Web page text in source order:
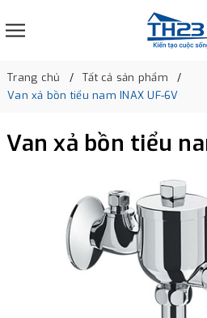
Trang chủ
Tất cả sản phẩm
Van xả bồn tiểu nam INAX UF-6V
Van xả bồn tiểu